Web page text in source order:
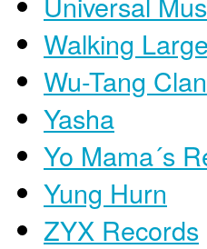
Walking Large
Wu-Tang Clan
Yasha
Yo Mama´s
Yung Hurn
ZYX Records